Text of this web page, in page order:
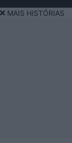
MAIS HISTÓRIAS